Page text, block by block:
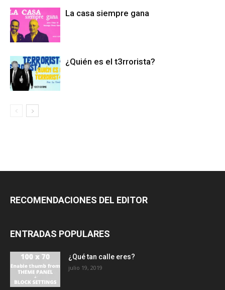
La casa siempre gana
¿Quién es el t3rrorista?
RECOMENDACIONES DEL EDITOR
ENTRADAS POPULARES
¿Qué tan calle eres?
julio 19, 2019